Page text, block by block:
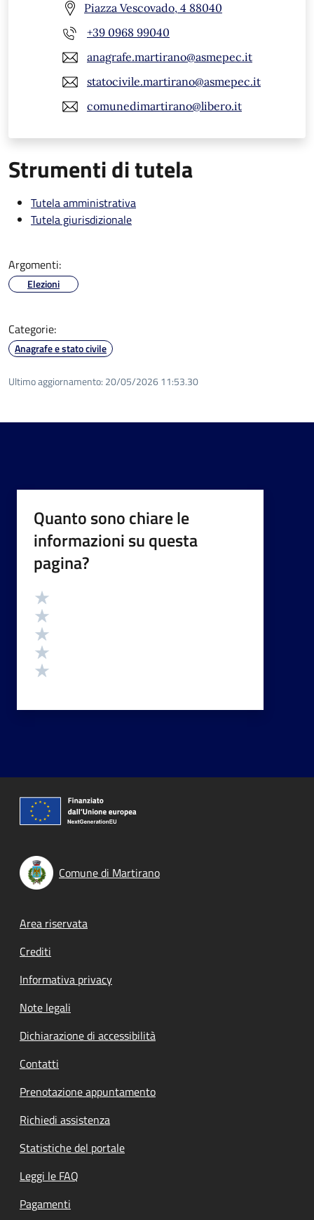
Piazza Vescovado, 4 88040
+39 0968 99040
anagrafe.martirano@asmepec.it
statocivile.martirano@asmepec.it
comunedimartirano@libero.it
Strumenti di tutela
Tutela amministrativa
Tutela giurisdizionale
Argomenti:
Elezioni
Categorie:
Anagrafe e stato civile
Ultimo aggiornamento: 20/05/2026 11:53.30
Quanto sono chiare le
informazioni su questa
pagina?
Valutazione
Comune di Martirano
Footer menu
Area riservata
Crediti
Informativa privacy
Note legali
Dichiarazione di accessibilità
Contatti
Prenotazione appuntamento
Richiedi assistenza
Statistiche del portale
Leggi le FAQ
Pagamenti